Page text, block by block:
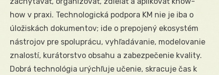
how v praxi. Technologická podpora KM nie je iba o
úložiskách dokumentov; ide o prepojený ekosystém
nástrojov pre spoluprácu, vyhľadávanie, modelovanie
znalostí, kurátorstvo obsahu a zabezpečenie kvality.
Dobrá technológia urýchľuje učenie, skracuje čas k